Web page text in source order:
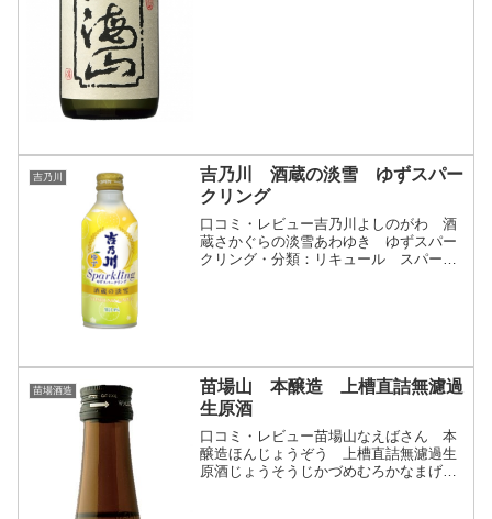
吉乃川
吉乃川 酒蔵の淡雪 ゆずスパー
クリング
口コミ・レビュー吉乃川よしのがわ 酒
蔵さかぐらの淡雪あわゆき ゆずスパー
クリング・分類：リキュール スパーク
苗場酒造
苗場山 本醸造 上槽直詰無濾過
生原酒
口コミ・レビュー苗場山なえばさん 本
醸造ほんじょうぞう 上槽直詰無濾過生
原酒じょうそうじかづめむろかなまげん